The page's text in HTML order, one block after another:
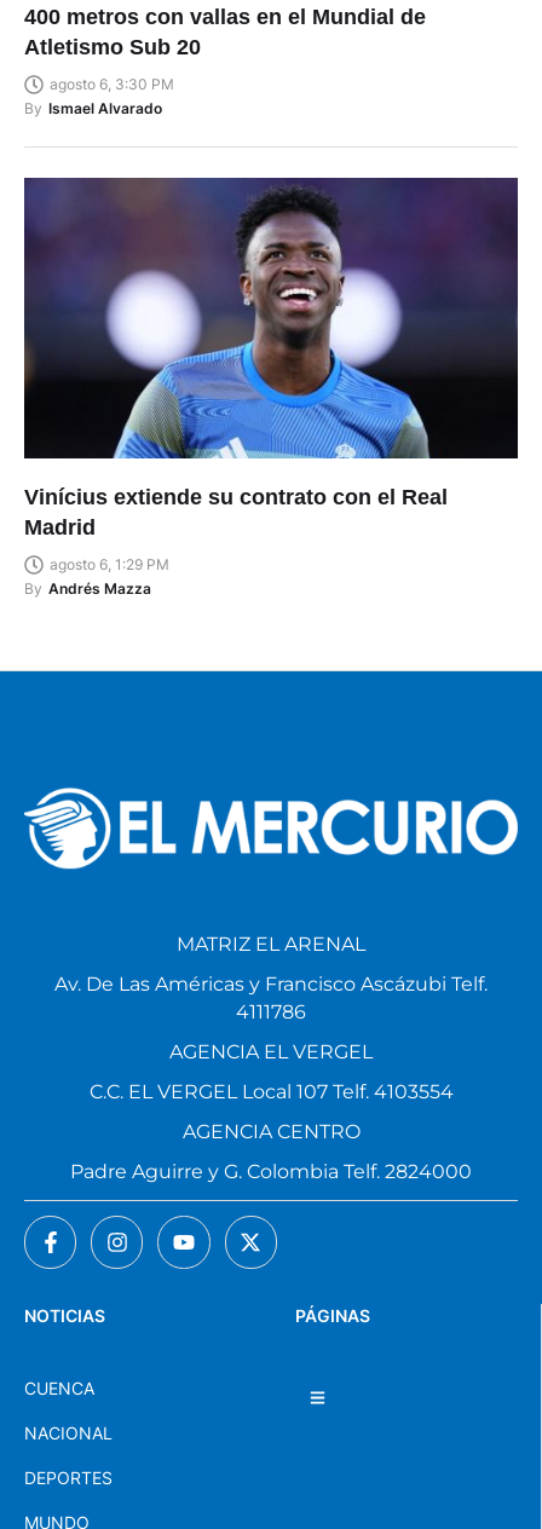
400 metros con vallas en el Mundial de
Atletismo Sub 20
agosto 6, 3:30 PM
By Ismael Alvarado
Vinícius extiende su contrato con el Real
Madrid
agosto 6, 1:29 PM
By Andrés Mazza
PÁGINAS
NOTICIAS
CUENCA
NACIONAL
DEPORTES
MUNDO
MATRIZ EL ARENAL
Av. De Las Américas y Francisco Ascázubi Telf.
4111786
AGENCIA EL VERGEL
C.C. EL VERGEL Local 107 Telf. 4103554
AGENCIA CENTRO
Padre Aguirre y G. Colombia Telf. 2824000